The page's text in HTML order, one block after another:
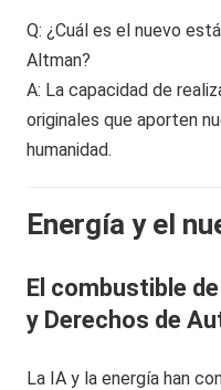
Q: ¿Cuál es el nuevo
Altman?
A: La capacidad de
originales que aporten
humanidad.
Energía y el
El combustible
y Derechos de
La IA y la energía han